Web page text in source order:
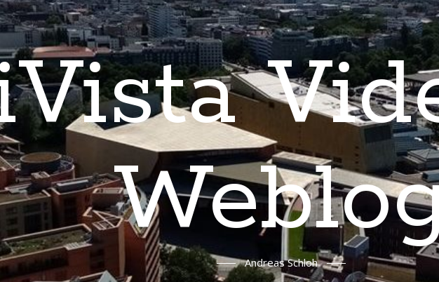
Andreas Schloh